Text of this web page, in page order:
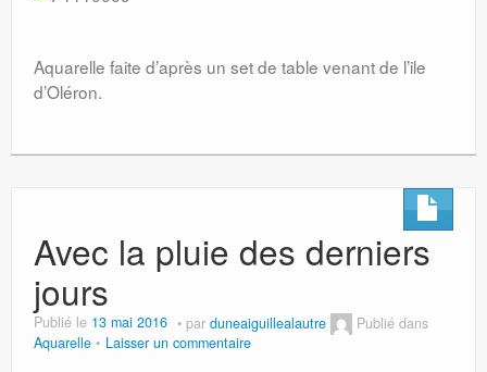
Aquarelle faite d’après un set de table venant de l’ile
d’Oléron.
Avec la pluie des derniers
jours
Publié le 13 mai 2016 par duneaiguillealautre
Publié dans
Aquarelle
Laisser un commentaire